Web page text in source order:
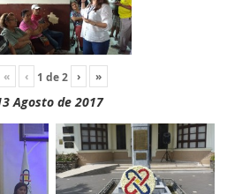
« ‹ 1 de2 › »
Agosto de 2017